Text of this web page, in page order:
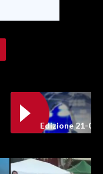
Edizione 21-05-